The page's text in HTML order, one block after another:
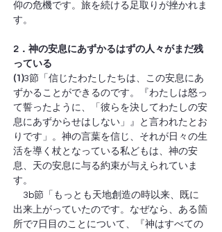
仰の危機です。旅を続ける足取りが挫かれま
す。
2．神の安息にあずかるはずの人々がまだ残
っている
(1)3節「信じたわたしたちは、この安息にあ
ずかることができるのです。『わたしは怒っ
て誓ったように、「彼らを決してわたしの安
息にあずからせはしない」』と言われたとお
りです」。神の言葉を信じ、それが日々の生
活を導く杖となっている私どもは、神の安
息、天の安息に与る約束が与えられていま
す。
3b節「もっとも天地創造の時以来、既に
出来上がっていたのです。なぜなら、ある箇
所で7日目のことについて、『神はすべての